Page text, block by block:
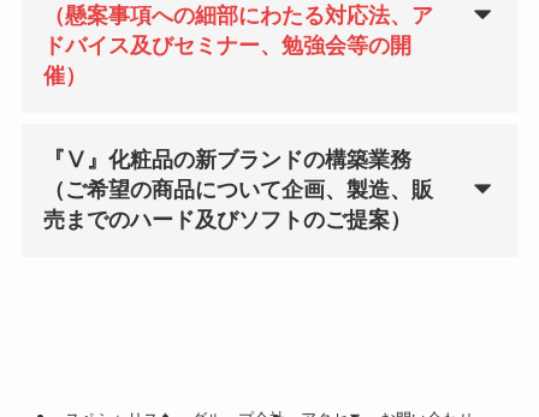
（懸案事項への細部にわたる対応法、ア
ドバイス及びセミナー、勉強会等の開
催）
『Ⅴ』化粧品の新ブランドの構築業務
（ご希望の商品について企画、製造、販
売までのハード及びソフトのご提案）